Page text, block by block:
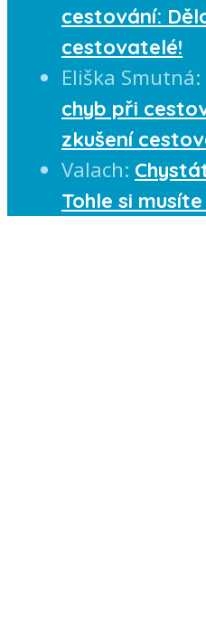
cestování:
cestovatelé!
Eliška Smutná:
chyb při
zkušení
Valach:
Tohle si